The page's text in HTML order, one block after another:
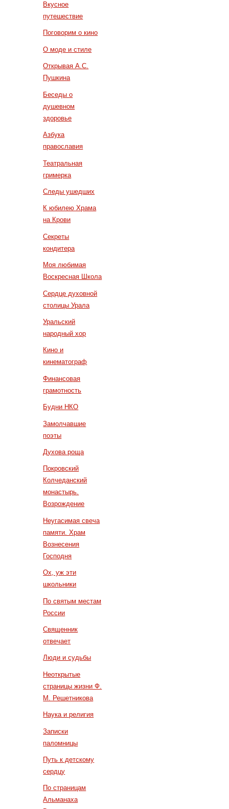
Вкусное
путешествие
Поговорим о кино
О моде и стиле
Открывая А.С.
Пушкина
Беседы о
душевном
здоровье
Азбука
православия
Театральная
гримерка
Следы ушедших
К юбилею Храма
на Крови
Секреты
кондитера
Моя любимая
Воскресная Школа
Сердце духовной
столицы Урала
Уральский
народный хор
Кино и
кинематограф
Финансовая
грамотность
Будни НКО
Замолчавшие
поэты
Духова роща
Покровский
Колчеданский
монастырь.
Возрождение
Неугасимая свеча
памяти. Храм
Вознесения
Господня
Ох, уж эти
школьники
По святым местам
России
Священник
отвечает
Люди и судьбы
Неоткрытые
страницы жизни Ф.
М. Решетникова
Наука и религия
Записки
паломницы
Путь к детскому
сердцу
По страницам
Альманаха